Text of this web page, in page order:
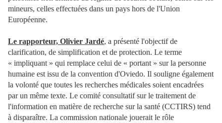
mineurs, celles effectuées dans un pays hors de l'Union
Européenne.
Le rapporteur, Olivier Jardé, a présenté l'objectif de
clarification, de simplification et de protection. Le terme
« impliquant » qui remplace celui de « portant » sur la personne
humaine est issu de la convention d'Oviedo. Il souligne également
la volonté que toutes les recherches médicales soient encadrées
par un même texte. Le comité consultatif sur le traitement de
l'information en matière de recherche sur la santé (CCTIRS) tend
à disparaître. La commission nationale jouerait le rôle